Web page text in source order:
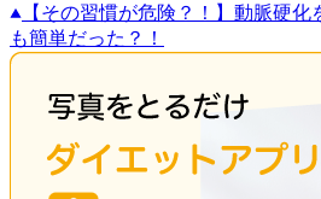
【その習慣が危険？！】動脈硬
も簡単だった？！